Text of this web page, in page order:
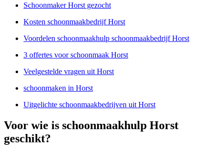
Schoonmaker Horst gezocht
Kosten schoonmaakbedrijf Horst
Voordelen schoonmaakhulp schoonmaakbedrijf Horst
3 offertes voor schoonmaak Horst
Veelgestelde vragen uit Horst
schoonmaken in Horst
Uitgelichte schoonmaakbedrijven uit Horst
Voor wie is schoonmaakhulp Horst
geschikt?